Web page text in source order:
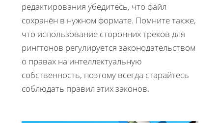
редактирования убедитесь, что файл
сохранён в нужном формате. Помните также,
что использование сторонних треков для
рингтонов регулируется законодательством
о правах на интеллектуальную
собственность, поэтому всегда старайтесь
соблюдать правил этих законов.